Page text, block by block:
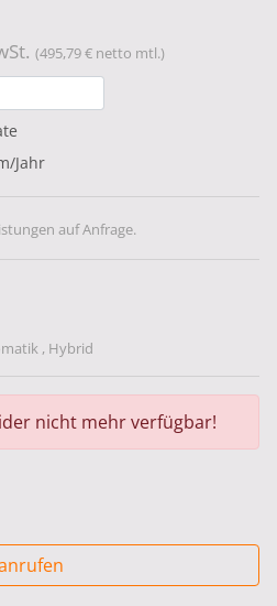
(495,79 € netto mtl.)
Jahr
auf Anfrage.
, Hybrid
nicht mehr verfügbar!